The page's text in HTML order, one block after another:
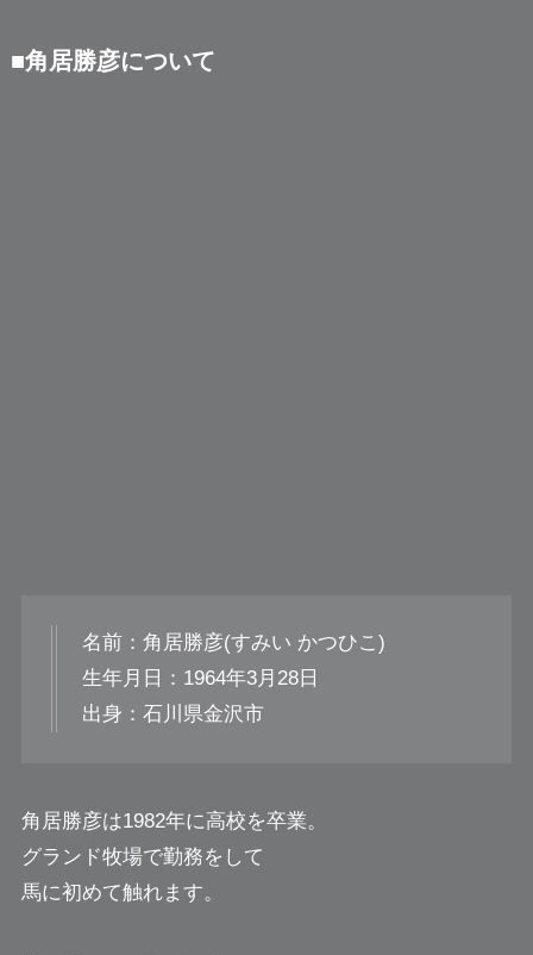
■角居勝彦について
名前：角居勝彦(すみい かつひこ)
生年月日：1964年3月28日
出身：石川県金沢市
角居勝彦は1982年に高校を卒業。
グランド牧場で勤務をして
馬に初めて触れます。